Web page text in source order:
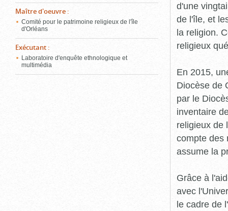
Maître d'oeuvre :
Comité pour le patrimoine religieux de l'île
d'Orléans
Exécutant :
Laboratoire d'enquête ethnologique et
multimédia
d'une
de l'île, et
la religion.
religieux
En 2015,
Diocèse de
par le
inventaire
religieux de
compte des
assume la
Grâce à
avec
le cadre de